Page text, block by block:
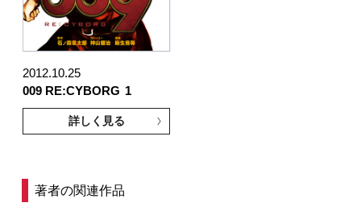
2012.10.25
009 RE:CYBORG 1
詳しく見る
著者の関連作品